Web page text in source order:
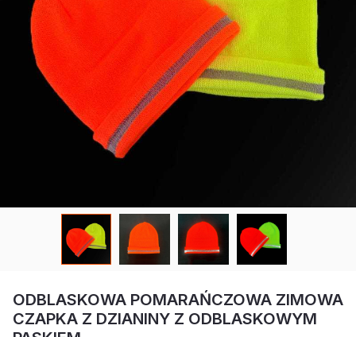
Odzież ochronna
Materiał świecący w ciemności
Przemysłowe mycie wykończeniowe
Informacje o CHINASTARS
Nowy produkt
Katalog
ODBLASKOWA POMARAŃCZOWA ZIMOWA
CZAPKA Z DZIANINY Z ODBLASKOWYM